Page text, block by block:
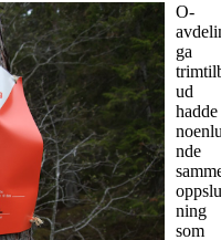
O-
ga
ud
hadde
nde
ning
som